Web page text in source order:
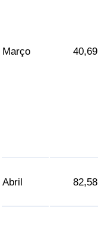
Março 40,69
Abril 82,58